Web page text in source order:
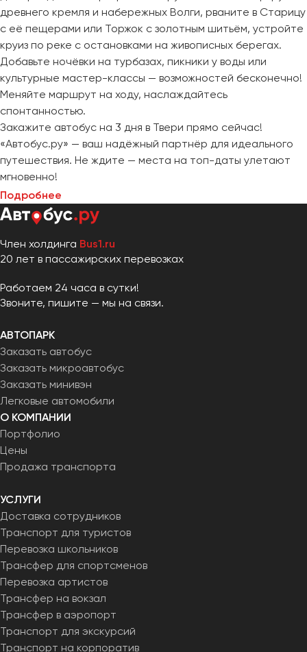
древнего кремля и набережных Волги, рваните в Старицу
с её пещерами или Торжок с золотным шитьём, устройте
круиз по реке с остановками на живописных берегах.
Добавьте ночёвки на турбазах, пикники у воды или
культурные мастер-классы — возможностей бесконечно!
Меняйте маршрут на ходу, наслаждайтесь
спонтанностью.
Закажите автобус на 3 дня в Твери прямо сейчас!
«Автобус.ру» — ваш надёжный партнёр для идеального
путешествия. Не ждите — места на топ-даты улетают
мгновенно!
Подробнее
Член холдинга Bus1.ru
20 лет в пассажирских перевозках
Работаем 24 часа в сутки!
Звоните, пишите — мы на связи.
АВТОПАРК
Заказать автобус
Заказать микроавтобус
Заказать минивэн
Легковые автомобили
О КОМПАНИИ
Портфолио
Цены
Продажа транспорта
УСЛУГИ
Доставка сотрудников
Транспорт для туристов
Перевозка школьников
Трансфер для спортсменов
Перевозка артистов
Трансфер на вокзал
Трансфер в аэропорт
Транспорт для экскурсий
Транспорт на корпоратив